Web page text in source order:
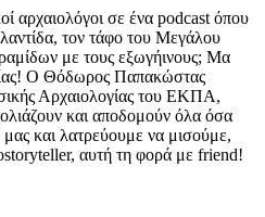
αρχαιολόγοι σε ένα podcast όπου
τον τάφο του Μεγάλου
με τους εξωγήινους; Μα
Ο Θόδωρος Παπακώστας
Αρχαιολογίας του ΕΚΠΑ,
και αποδομούν όλα όσα
και λατρεύουμε να μισούμε,
αυτή τη φορά με friend!